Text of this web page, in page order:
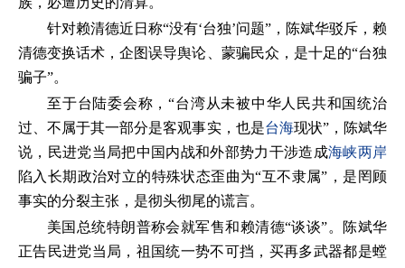
针对赖清德近日称“没有‘台独’问题”，陈斌华驳斥，赖
清德变换话术，企图误导舆论、蒙骗民众，是十足的“台独
骗子”。
至于台陆委会称，“台湾从未被中华人民共和国统治
过、不属于其一部分是客观事实，也是台海现状”，陈斌华
说，民进党当局把中国内战和外部势力干涉造成海峡两岸
陷入长期政治对立的特殊状态歪曲为“互不隶属”，是罔顾
事实的分裂主张，是彻头彻尾的谎言。
美国总统特朗普称会就军售和赖清德“谈谈”。陈斌华
正告民进党当局，祖国统一势不可挡，买再多武器都是螳